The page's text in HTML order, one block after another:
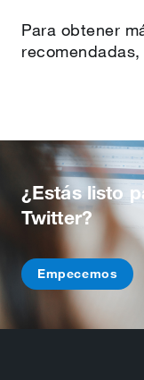
Para obtener
¿Estás listo
Twitter?
Empecemos